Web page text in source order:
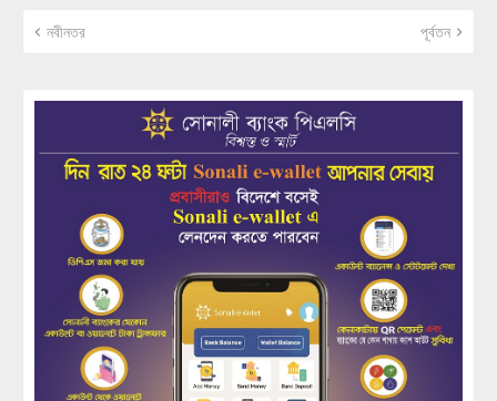
নবীনতর পূর্বতন